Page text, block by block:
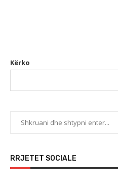
Kërko
RRJETET SOCIALE